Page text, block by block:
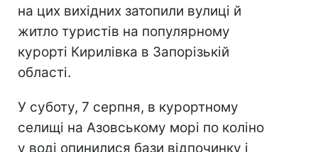
на цих вихідних затопили вулиці й
житло туристів на популярному
курорті Кирилівка в Запорізькій
області.
У суботу, 7 серпня, в курортному
селищі на Азовському морі по коліно
у воді опинилися бази відпочинку і